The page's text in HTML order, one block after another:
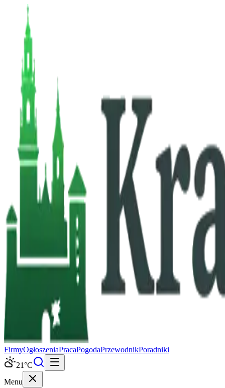
FirmyOgłoszeniaPracaPogodaPrzewodnikPoradniki
21°C
Menu